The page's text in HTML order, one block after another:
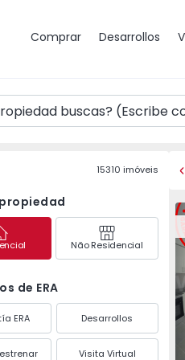
Comprar Desarrollos
15310 imóveis
Não Residencial
de ERA
ERA Desarrollos
Visita Virtual